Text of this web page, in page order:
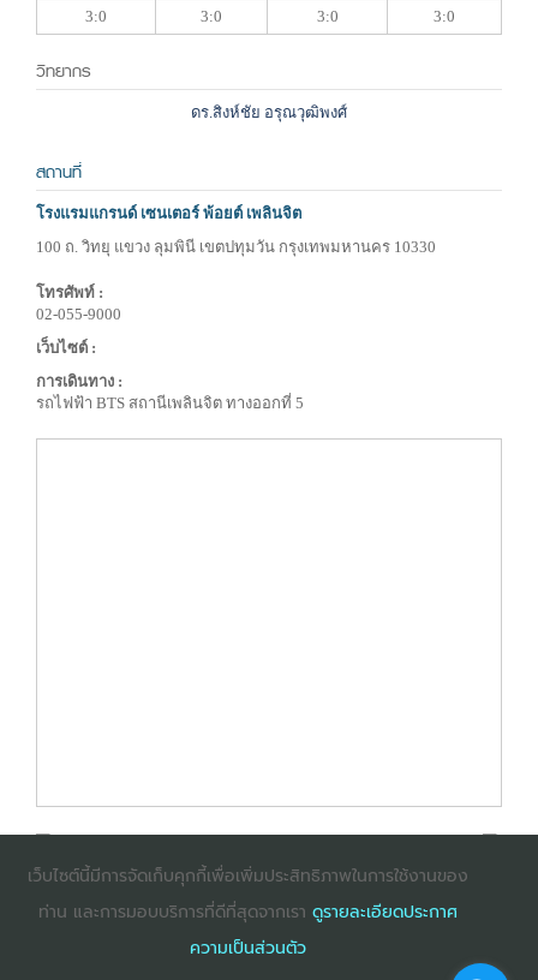
3:0 3:0 3:0 3:0
วิทยากร
ดร.สิงห์ชัย อรุณวุฒิพงศ์
สถานที่
โรงแรมแกรนด์ เซนเตอร์ พ้อยต์ เพลินจิต
100 ถ. วิทยุ แขวง ลุมพินี เขตปทุมวัน กรุงเทพมหานคร 10330
โทรศัพท์ :
02-055-9000
เว็บไซต์ :
การเดินทาง :
รถไฟฟ้า BTS สถานีเพลินจิต ทางออกที่ 5
: InternetExplorer เวอร์ชั่น 10 ขึ้นไป
: Chrome เวอร์ชั่น 58 ขึ้นไป
เว็บไซต์นี้มีการจัดเก็บคุกกี้เพื่อเพิ่มประสิทธิภาพในการใช้งานของ
ท่าน และการมอบบริการที่ดีที่สุดจากเรา ดูรายละเอียดประกาศ
ความเป็นส่วนตัว